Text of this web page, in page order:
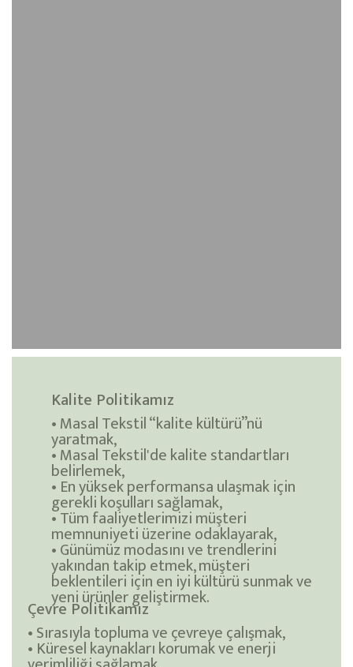
Kalite Politikamız
• Masal Tekstil “kalite kültürü”nü
yaratmak,
• Masal Tekstil'de kalite standartları
belirlemek,
• En yüksek performansa ulaşmak için
gerekli koşulları sağlamak,
• Tüm faaliyetlerimizi müşteri
memnuniyeti üzerine odaklayarak,
• Günümüz modasını ve trendlerini
yakından takip etmek, müşteri
beklentileri için en iyi kültürü sunmak ve
yeni ürünler geliştirmek.
Çevre Politikamız
• Sırasıyla topluma ve çevreye çalışmak,
• Küresel kaynakları korumak ve enerji